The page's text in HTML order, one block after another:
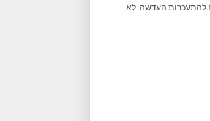
להתעכרות העדשה. לא